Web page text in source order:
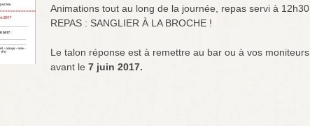
Animations tout au long de la journée, repas servi à 12h30.
REPAS : SANGLIER À LA BROCHE !
Le talon réponse est à remettre au bar ou à vos moniteurs
avant le 7 juin 2017.